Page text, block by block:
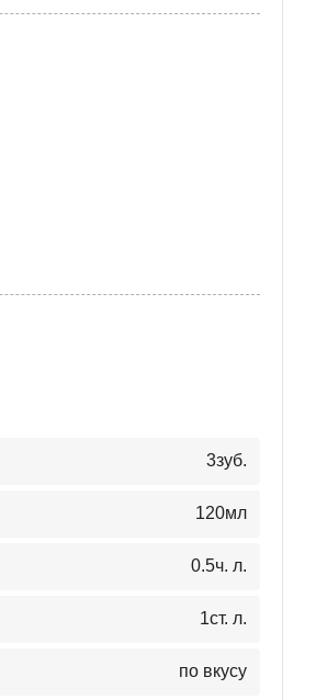
3зуб.
120мл
0.5ч. л.
1ст. л.
по вкусу